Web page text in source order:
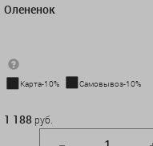
Олененок
Карта-10% Самовывоз-10%
1 188 руб.